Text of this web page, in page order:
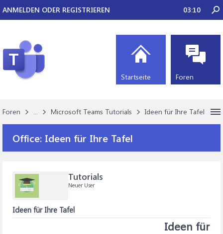
Foren ... Microsoft Teams Tutorials Ideen für Ihre Tafel
Office: Ideen für Ihre Tafel
Tutorials
Neuer User
Ideen für Ihre Tafel
Ideen für
ANMELDEN ODER REGISTRIEREN 03:10
Startseite Foren